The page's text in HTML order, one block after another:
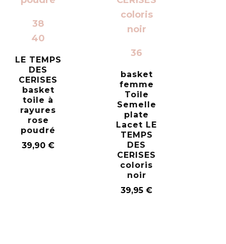
38
40
LE TEMPS
DES
CERISES
basket
toile à
rayures
rose
poudré
39,90€
36
basket
femme
Toile
Semelle
plate
Lacet LE
TEMPS
DES
CERISES
coloris
noir
39,95€